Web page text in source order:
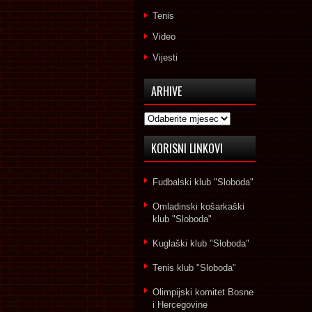
Tenis
Video
Vijesti
ARHIVE
Arhive
KORISNI LINKOVI
Fudbalski klub "Sloboda"
Omladinski košarkaški
klub "Sloboda"
Kuglaški klub "Sloboda"
Tenis klub "Sloboda"
Olimpijski komitet Bosne
i Hercegovine